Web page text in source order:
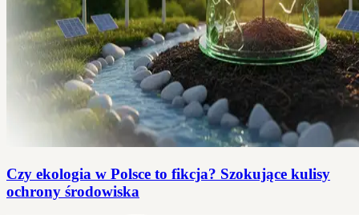
Czy ekologia w Polsce to fikcja? Szokujące kulisy
ochrony środowiska